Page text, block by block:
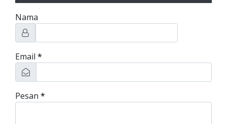
Nama
Email *
Pesan *